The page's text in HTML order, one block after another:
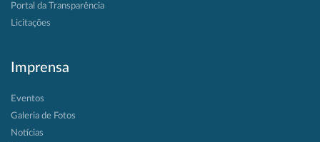
Portal da Transparência
Licitações
Imprensa
Eventos
Galeria de Fotos
Notícias